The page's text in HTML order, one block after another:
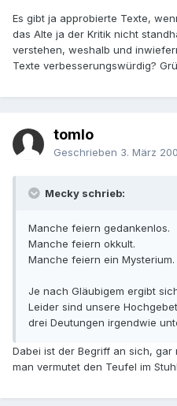
Es gibt ja approbierte Texte,
das Alte ja der Kritik nicht
verstehen, weshalb und
Texte verbesserungswürdig?
tomlo
Geschrieben 3. März
Mecky schrieb:
Manche feiern gedankenlos.
Manche feiern okkult.
Manche feiern ein Mysterium.
Je nach Gläubigem ergibt
Leider sind unsere
drei Deutungen irgendwie
Dabei ist der Begriff an sich,
man vermutet den Teufel im